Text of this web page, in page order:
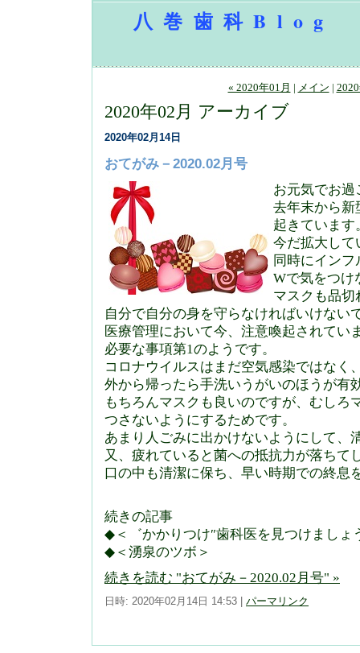
八巻歯科Blog
« 2020年01月 | メイン |
2020年02月 アーカイブ
2020年02月14日
おてがみ－2020.02月号
お元気でお過
去年末から新
起きています
今だ拡大して
同時にイン
Wで気をつけ
マスクも品切
自分で自分の身を守らなければいけない
医療管理において今、注意喚起されてい
必要な事項第1のようです。
コロナウイルスはまだ空気感染ではなく
外から帰ったら手洗いうがいのほうが有
もちろんマスクも良いのですが、むしろ
つさないようにするためです。
あまり人ごみに出かけないようにして、
又、疲れていると菌への抵抗力が落ちて
口の中も清潔に保ち、早い時期での終息
続きの記事
◆＜゛かかりつけ″歯科医を見つけましょ
◆＜湧泉のツボ＞
続きを読む "おてがみ－2020.02月号" »
日時: 2020年02月14日 14:53 パーマリンク